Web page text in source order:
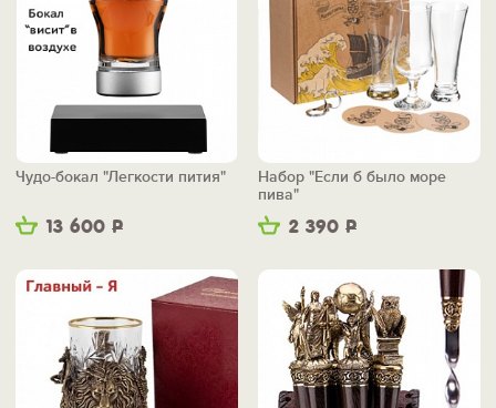
13 600 Р
Чудо-бокал "Легкости пития"
2 390 Р
Набор "Если б было море
пива"